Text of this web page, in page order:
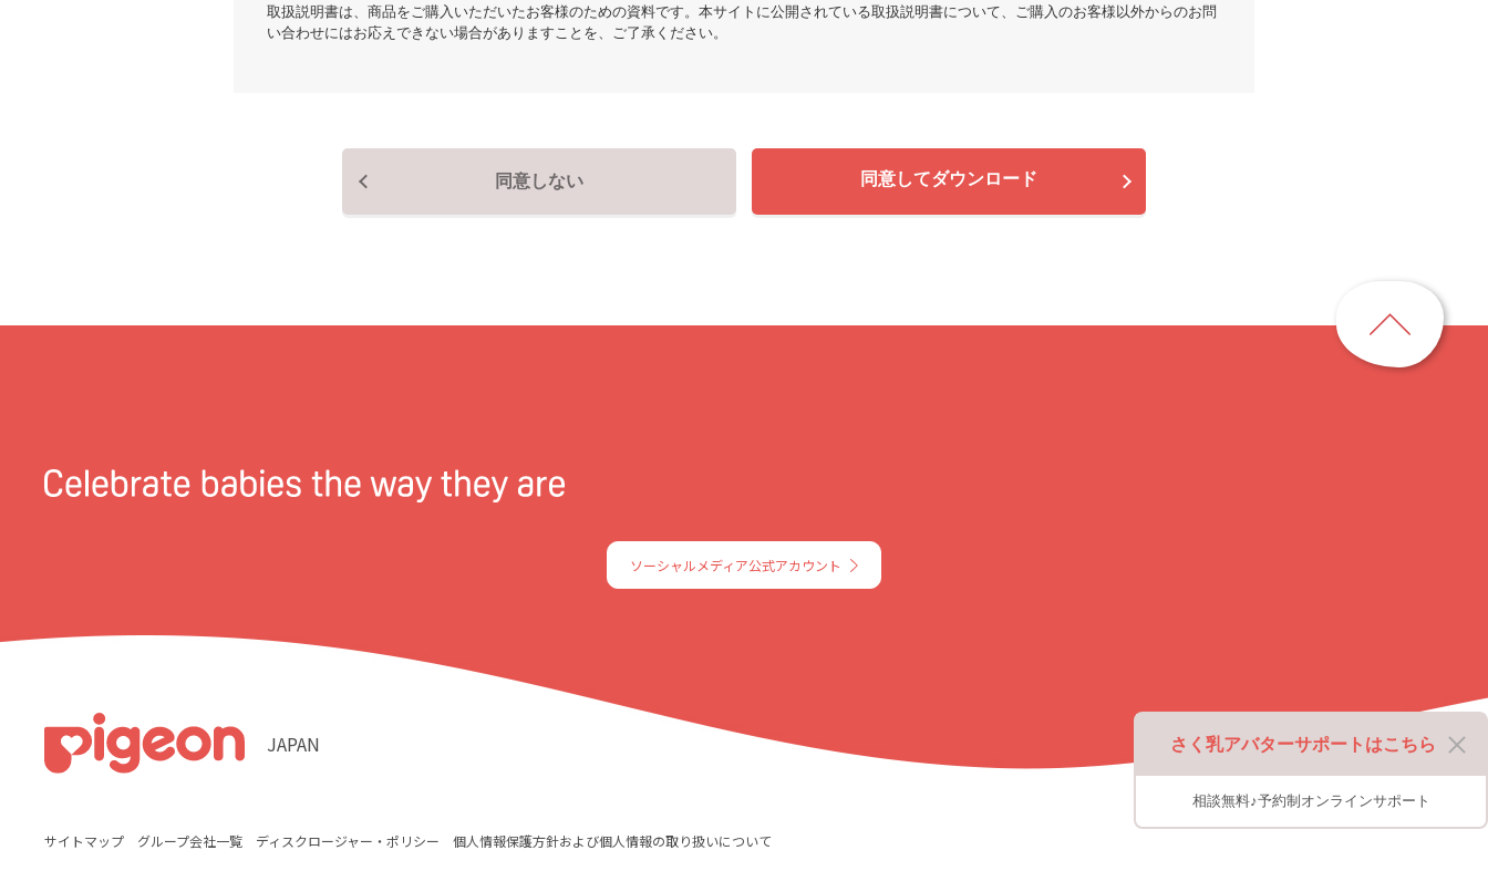
取扱説明書は、商品をご購入いただいたお客様のための資料です。本サイトに公開されている取扱説明書について、ご購入のお客様以外からのお問
い合わせにはお応えできない場合がありますことを、ご了承ください。
同意しない 同意してダウンロード
ソーシャルメディア公式アカウント
サイトマップ グループ会社一覧 ディスクロージャー・ポリシー 個人情報保護方針および個人情報の取り扱いについて
JAPAN
ジ
さく乳アバターサポートはこちら
相談無料♪予約制オンラインサポート